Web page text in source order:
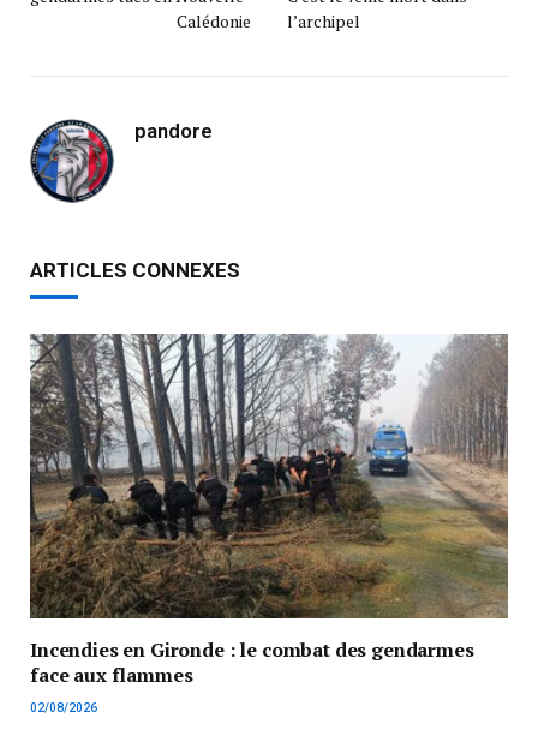
Calédonie
l’archipel
pandore
ARTICLES CONNEXES
Incendies en Gironde : le combat des gendarmes
face aux flammes
02/08/2026